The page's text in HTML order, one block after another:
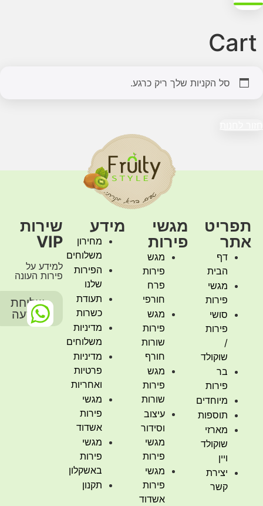
סל הקניות שלך ריק כרגע.
תפריט
אתר
דף
הבית
מגשי
פירות
סושי
פירות
שוקולד
בר
פירות
מיוחדים
תוספות
מארזי
שוקולד
ויין
יצירת
קשר
מגשי
פירות
מגש
פירות
פרח
חורפי
מגש
פירות
שורות
חורף
מגש
פירות
שורות
עיצוב
וסידור
מגשי
פירות
מגשי
פירות
אשדוד
מידע
מחירון
משלוחים
הפירות
שלנו
תעודת
כשרות
מדיניות
משלוחים
מדיניות
פרטיות
ואחריות
מגשי
פירות
אשדוד
מגשי
פירות
באשקלון
תקנון
שירות
VIP
למידע על
פירות העונה
שליחת
הודעה